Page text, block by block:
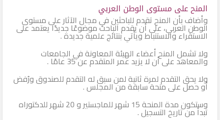
المنح على مستوى الوطن العربي
وأضاف بأن المنح تقدم للباحثين في مجال الآثار على مستوى
الوطن العربي، على أن يقدم الباحث موضوعًا جديدًا يعتمد على
الاستقراء والاستنباط ويأتي بنتائج علمية جديدة .
ولا تشمل المنح أعضاء الهيئة المعاونة في الجامعات
والمعاهد على أن لا يزيد عمر المتقدم عن 35 عامًا .
ولا يحق التقدم لمرة ثانية لمن سبق له التقدم للصندوق ورُفض
أو حصل على منحة سابقة من المجلس .
وستكون مدة المنحة 15 شهر للماجستير و 20 شهر للدكتوراه
تبدأ من تاريخ التسجيل .